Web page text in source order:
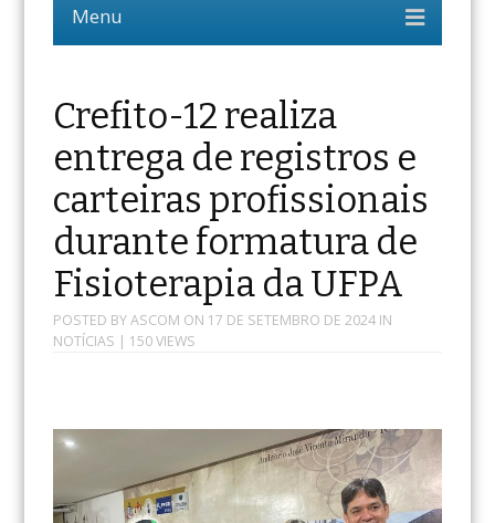
Crefito-12 realiza
entrega de registros e
carteiras profissionais
durante formatura de
Fisioterapia da UFPA
POSTED BYASCOM ON 17 DE SETEMBRO DE 2024IN
NOTÍCIAS | 150 VIEWS